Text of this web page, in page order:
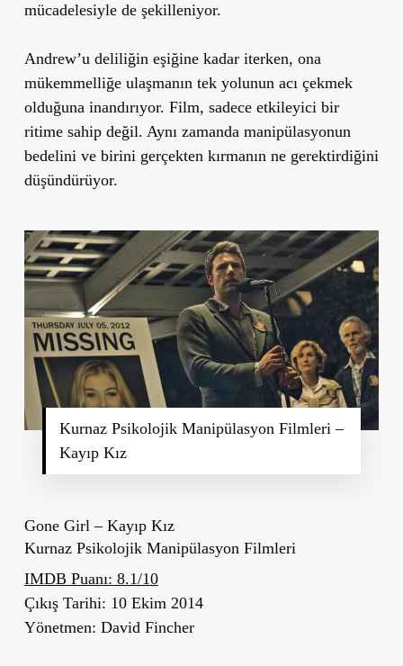
mücadelesiyle de şekilleniyor.
Andrew’u deliliğin eşiğine kadar iterken, ona
mükemmelliğe ulaşmanın tek yolunun acı çekmek
olduğuna inandırıyor. Film, sadece etkileyici bir
ritime sahip değil. Aynı zamanda manipülasyonun
bedelini ve birini gerçekten kırmanın ne gerektirdiğini
düşündürüyor.
Kurnaz Psikolojik Manipülasyon Filmleri –
Kayıp Kız
Gone Girl – Kayıp Kız
Kurnaz Psikolojik Manipülasyon Filmleri
IMDB Puanı: 8.1/10
Çıkış Tarihi: 10 Ekim 2014
Yönetmen: David Fincher